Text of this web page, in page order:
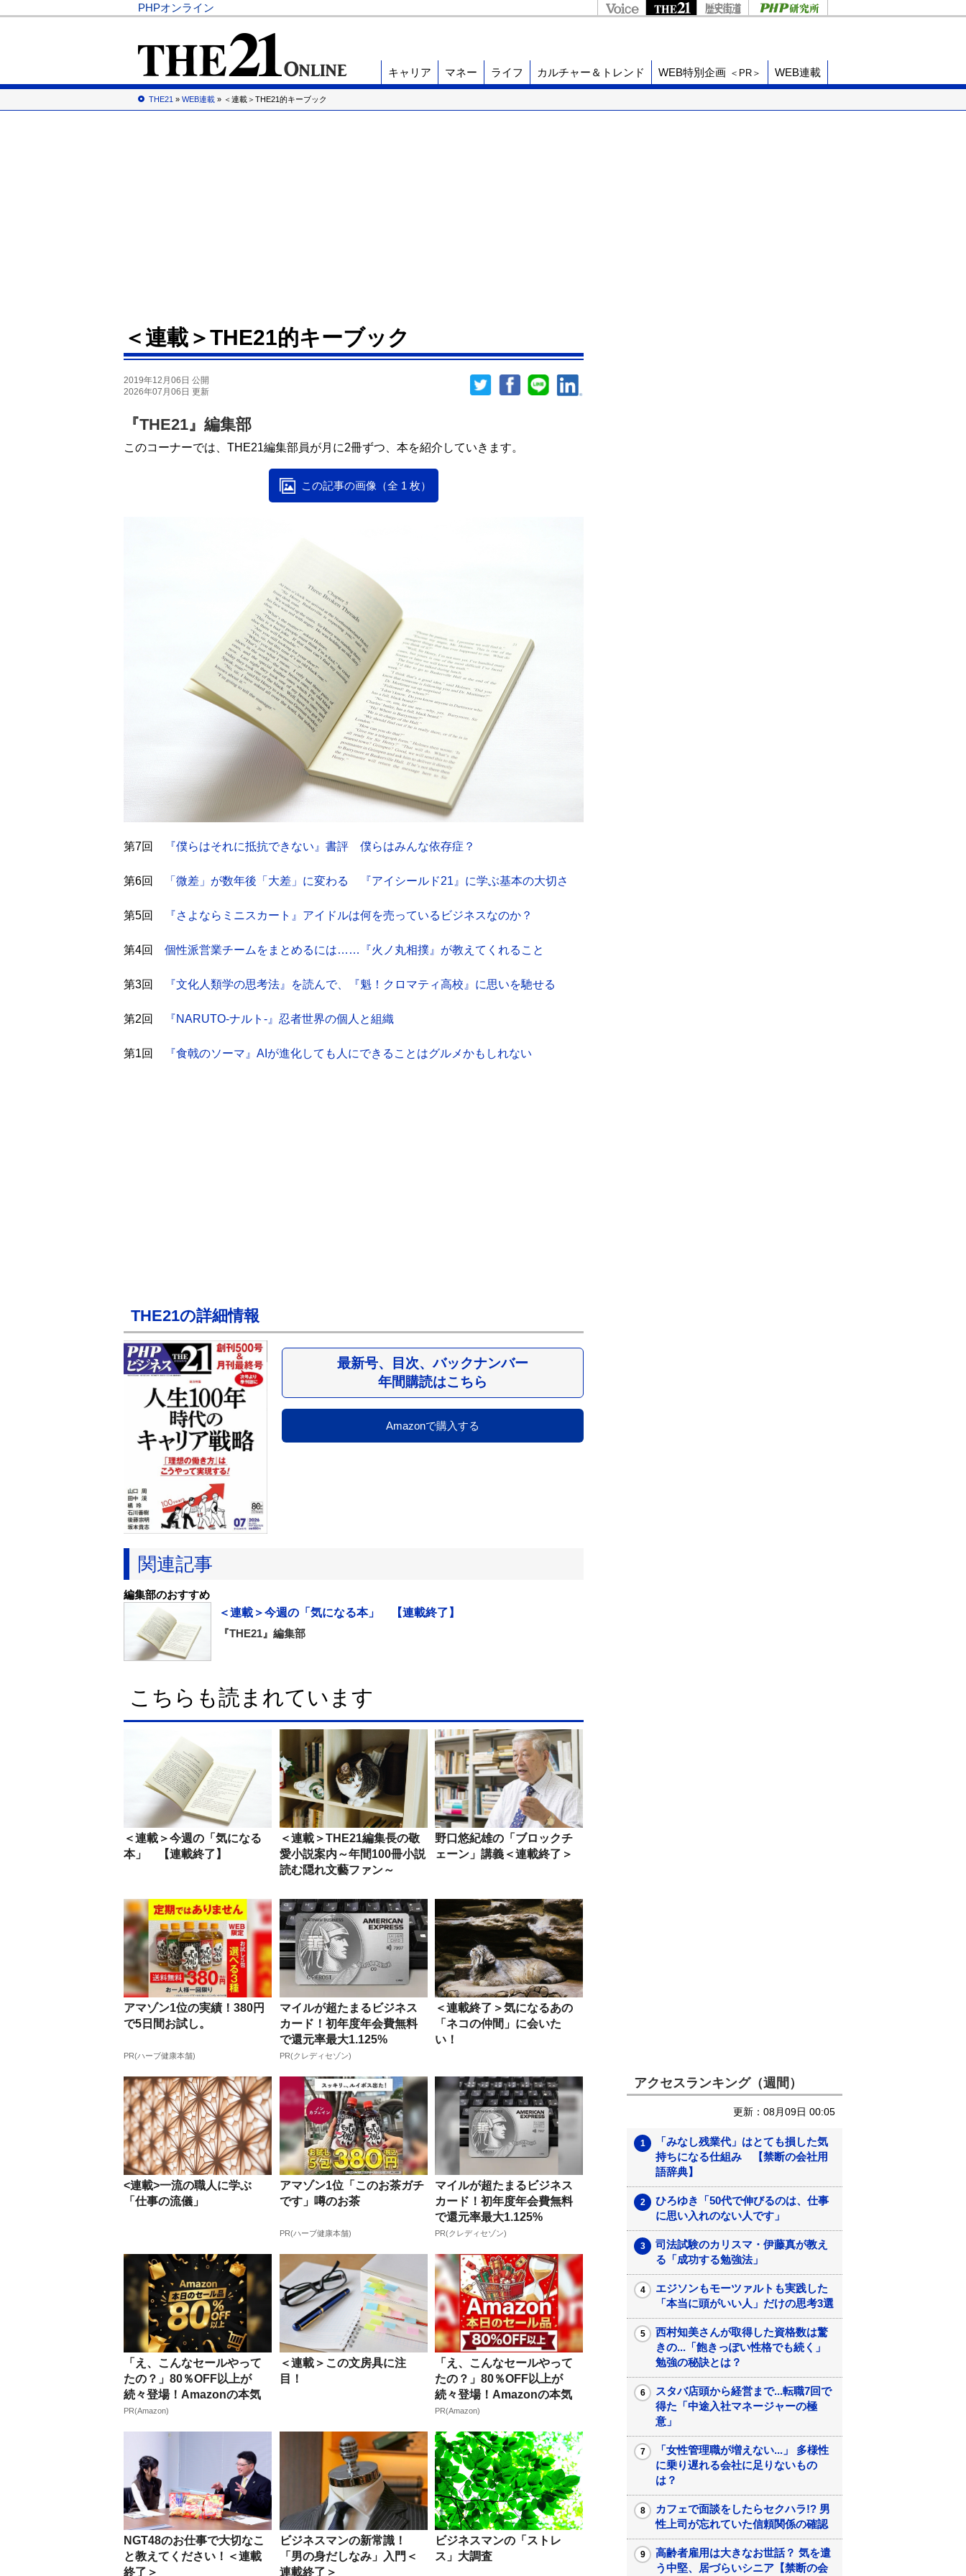
PHPオンライン
キャリア マネー ライフ カルチャー＆トレンド WEB特別企画 ＜PR＞ WEB連載
THE21 » WEB連載 » ＜連載＞THE21的キーブック
＜連載＞THE21的キーブック
2019年12月06日 公開
2026年07月06日 更新
『THE21』編集部
このコーナーでは、THE21編集部員が月に2冊ずつ、本を紹介していきます。
この記事の画像（全 1 枚）
第7回 『僕らはそれに抵抗できない』書評 僕らはみんな依存症？
第6回 「微差」が数年後「大差」に変わる 『アイシールド21』に学ぶ基本の大切さ
第5回 『さよならミニスカート』アイドルは何を売っているビジネスなのか？
第4回 個性派営業チームをまとめるには……『火ノ丸相撲』が教えてくれること
第3回 『文化人類学の思考法』を読んで、『魁！クロマティ高校』に思いを馳せる
第2回 『NARUTO-ナルト-』忍者世界の個人と組織
第1回 『食戟のソーマ』AIが進化しても人にできることはグルメかもしれない
THE21の詳細情報
最新号、目次、バックナンバー
年間購読はこちら
Amazonで購入する
関連記事
編集部のおすすめ
＜連載＞今週の「気になる本」 【連載終了】
『THE21』編集部
こちらも読まれています
＜連載＞今週の「気になる
本」 【連載終了】
＜連載＞THE21編集長の敬
愛小説案内～年間100冊小説
読む隠れ文藝ファン～
野口悠紀雄の「ブロックチ
ェーン」講義＜連載終了＞
アマゾン1位の実績！380円
で5日間お試し。
PR(ハーブ健康本舗)
マイルが超たまるビジネス
カード！初年度年会費無料
で還元率最大1.125%
PR(クレディセゾン)
＜連載終了＞気になるあの
「ネコの仲間」に会いた
い！
<連載>一流の職人に学ぶ
「仕事の流儀」
アマゾン1位「このお茶ガチ
です」噂のお茶
PR(ハーブ健康本舗)
マイルが超たまるビジネス
カード！初年度年会費無料
で還元率最大1.125%
PR(クレディセゾン)
「え、こんなセールやって
たの？」80％OFF以上が
続々登場！Amazonの本気
が...
PR(Amazon)
＜連載＞この文房具に注
目！
「え、こんなセールやって
たの？」80％OFF以上が
続々登場！Amazonの本気
が...
PR(Amazon)
NGT48のお仕事で大切なこ
と教えてください！＜連載
終了＞
ビジネスマンの新常識！
「男の身だしなみ」入門＜
連載終了＞
ビジネスマンの「ストレ
ス」大調査
アクセスランキング（週間）
更新：08月09日 00:05
「みなし残業代」はとても損した気
持ちになる仕組み 【禁断の会社用
語辞典】
ひろゆき「50代で伸びるのは、仕事
に思い入れのない人です」
司法試験のカリスマ・伊藤真が教え
る「成功する勉強法」
エジソンもモーツァルトも実践した
「本当に頭がいい人」だけの思考3選
西村知美さんが取得した資格数は驚
きの...「飽きっぽい性格でも続く」
勉強の秘訣とは？
スタバ店頭から経営まで...転職7回で
得た「中途入社マネージャーの極
意」
「女性管理職が増えない...」 多様性
に乗り遅れる会社に足りないもの
は？
カフェで面談をしたらセクハラ!? 男
性上司が忘れていた信頼関係の確認
高齢者雇用は大きなお世話？ 気を遣
う中堅、居づらいシニア【禁断の会